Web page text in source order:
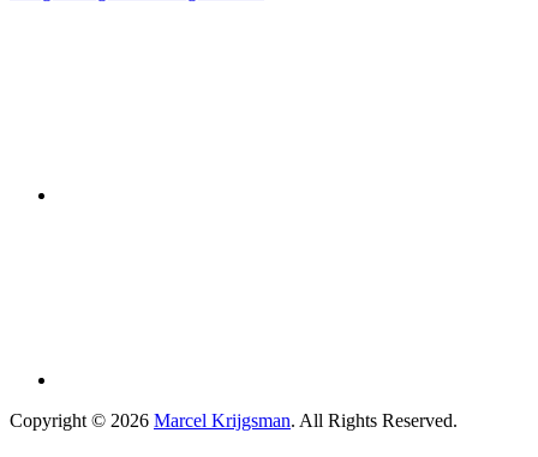
Copyright © 2026 Marcel Krijgsman. All Rights Reserved.